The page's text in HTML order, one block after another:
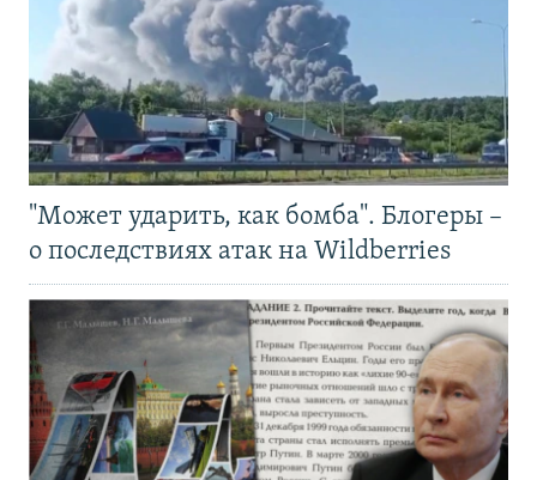
"Может ударить, как бомба". Блогеры –
о последствиях атак на Wildberries